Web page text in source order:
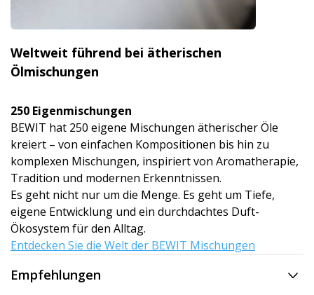
Weltweit führend bei ätherischen
Ölmischungen
250 Eigenmischun­gen
BEWIT hat 250 eigene Mischungen ätherischer Öle
kreiert – von einfachen Kompositionen bis hin zu
komplexen Mischungen, inspiriert von Aromatherapie,
Tradition und modernen Erkenntnissen.
Es geht nicht nur um die Menge. Es geht um Tiefe,
eigene Entwicklung und ein durchdachtes Duft-
Ökosystem für den Alltag.
Entdecken Sie die Welt der BEWIT Mischungen
Empfehlungen